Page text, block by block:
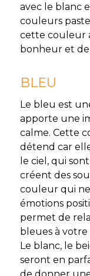
avec le blanc
couleurs
cette couleur
bonheur et de
BLEU
Le bleu est
apporte une
calme. Cette
détend car
le ciel, qui
créent des
couleur qui
émotions
permet de
bleues à
Le blanc, le
seront en